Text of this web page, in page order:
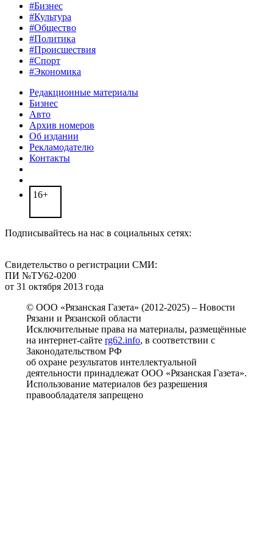
#Бизнес
#Культура
#Общество
#Политика
#Происшествия
#Спорт
#Экономика
Редакционные материалы
Бизнес
Авто
Архив номеров
Об издании
Рекламодателю
Контакты
16+
Подписывайтесь на нас в социальных сетях:
Свидетельство о регистрации СМИ:
ПИ №ТУ62-0200
от 31 октября 2013 года
© ООО «Рязанская Газета» (2012-2025) – Новости
Рязани и Рязанской области
Исключительные права на материалы, размещённые
на интернет-сайте rg62.info, в соответствии с
Законодательством РФ
об охране результатов интеллектуальной
деятельности принадлежат ООО «Рязанская Газета».
Использование материалов без разрешения
правообладателя запрещено